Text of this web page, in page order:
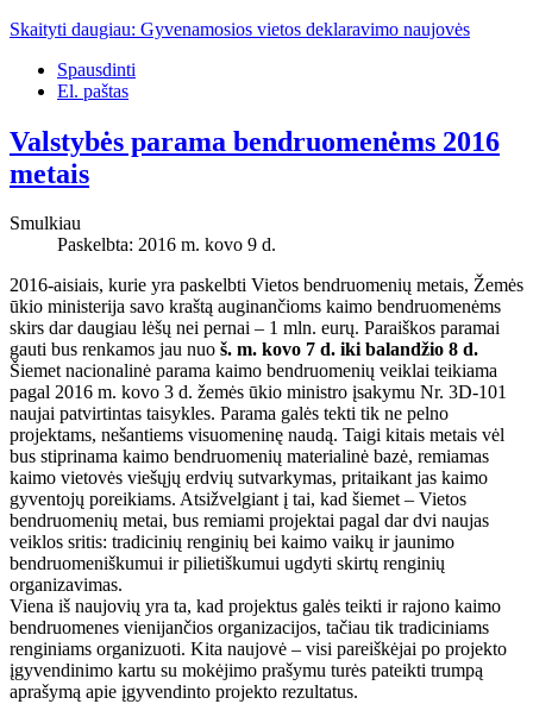
Skaityti daugiau: Gyvenamosios vietos deklaravimo naujovės
Spausdinti
El. paštas
Valstybės parama bendruomenėms 2016
metais
Smulkiau
Paskelbta: 2016 m. kovo 9 d.
2016-aisiais, kurie yra paskelbti Vietos bendruomenių metais, Žemės
ūkio ministerija savo kraštą auginančioms kaimo bendruomenėms
skirs dar daugiau lėšų nei pernai – 1 mln. eurų. Paraiškos paramai
gauti bus renkamos jau nuo š. m. kovo 7 d. iki balandžio 8 d.
Šiemet nacionalinė parama kaimo bendruomenių veiklai teikiama
pagal 2016 m. kovo 3 d. žemės ūkio ministro įsakymu Nr. 3D-101
naujai patvirtintas taisykles. Parama galės tekti tik ne pelno
projektams, nešantiems visuomeninę naudą. Taigi kitais metais vėl
bus stiprinama kaimo bendruomenių materialinė bazė, remiamas
kaimo vietovės viešųjų erdvių sutvarkymas, pritaikant jas kaimo
gyventojų poreikiams. Atsižvelgiant į tai, kad šiemet – Vietos
bendruomenių metai, bus remiami projektai pagal dar dvi naujas
veiklos sritis: tradicinių renginių bei kaimo vaikų ir jaunimo
bendruomeniškumui ir pilietiškumui ugdyti skirtų renginių
organizavimas.
Viena iš naujovių yra ta, kad projektus galės teikti ir rajono kaimo
bendruomenes vienijančios organizacijos, tačiau tik tradiciniams
renginiams organizuoti. Kita naujovė – visi pareiškėjai po projekto
įgyvendinimo kartu su mokėjimo prašymu turės pateikti trumpą
aprašymą apie įgyvendinto projekto rezultatus.